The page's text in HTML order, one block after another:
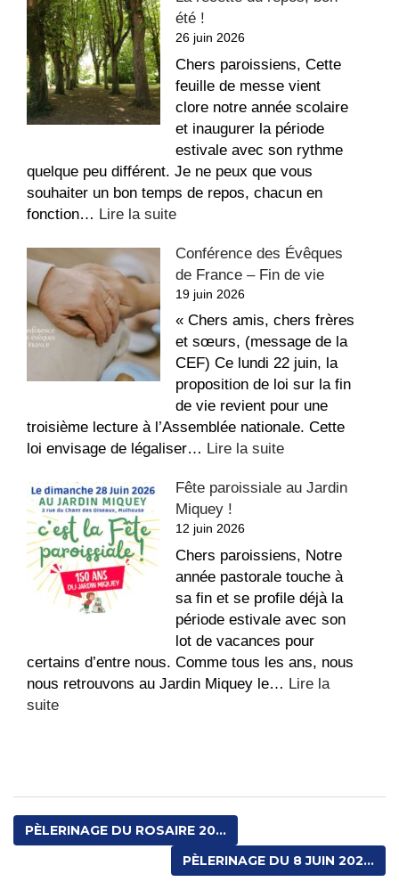
aux
dégradations
dans
l’église
Saint-
Étienne
été !
26 juin 2026
Chers paroissiens, Cette
feuille de messe vient
clore notre année scolaire
et inaugurer la période
estivale avec son rythme
quelque peu différent. Je ne peux que vous
souhaiter un bon temps de repos, chacun en
fonction… Lire la suite:
recette
du
repos,
bon
été
!
Conférence des Évêques
de France – Fin de vie
19 juin 2026
« Chers amis, chers frères
et sœurs, (message de la
CEF) Ce lundi 22 juin, la
proposition de loi sur la fin
de vie revient pour une
troisième lecture à l’Assemblée nationale. Cette
loi envisage de légaliser… Lire la suite:
des
France
–
Fin
de
vie
Fête paroissiale au Jardin
Miquey !
12 juin 2026
Chers paroissiens, Notre
année pastorale touche à
sa fin et se profile déjà la
période estivale avec son
lot de vacances pour
certains d’entre nous. Comme tous les ans, nous
nous retrouvons au Jardin Miquey le… Lire la
suite:
!
PÈLERINAGE DU ROSAIRE 20...
PÈLERINAGE DU 8 JUIN 202...